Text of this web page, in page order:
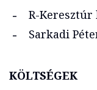
R-Keresztúr
Sarkadi
KÖLTSÉGEK